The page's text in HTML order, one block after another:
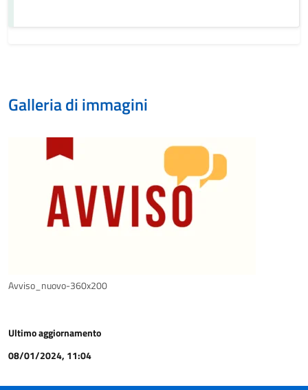
Galleria di immagini
Avviso_nuovo-360x200
Ultimo aggiornamento
08/01/2024, 11:04